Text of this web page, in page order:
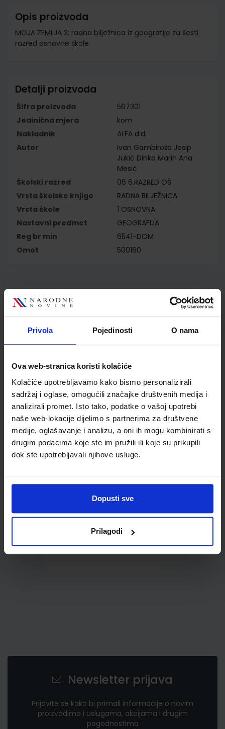
Privola Pojedinosti O nama
Ova web-stranica koristi kolačiće
Kolačiće upotrebljavamo kako bismo personalizirali
sadržaj i oglase, omogućili značajke društvenih medija i
analizirali promet. Isto tako, podatke o vašoj upotrebi
naše web-lokacije dijelimo s partnerima za društvene
medije, oglašavanje i analizu, a oni ih mogu kombinirati s
drugim podacima koje ste im pružili ili koje su prikupili
dok ste upotrebljavali njihove usluge.
Dopusti sve
Prilagodi
Opis proizvoda
MOJA ZEMLJA 2; radna bilježnica iz geografije za šesti
razred osnovne škole
Detalji proizvoda
Šifra proizvoda
567301
Jedinična mjera
kom
Nakladnik
ALFA d.d.
Autor
Ivan Gambiroža Josip
Jukić Dinko Marin Ana
Mesić
Školski razred
06 6.RAZRED OŠ
Vrsta školske knjige
RADNA BILJEŽNICA
Vrsta škole
1 OSNOVNA
Nastavni predmet
GEOGRAFIJA
Reg br min
6541-DOM
Omot
500160
Kupci najčešće biraju..
Omot PVC za školske
udžbenike; dimenzije
431x272; tip 160
0,85 €
Newsletter prijava
Prijavite se kako bi primali informacije o novim
proizvodima i uslugama, akcijama i drugim
pogodnostima